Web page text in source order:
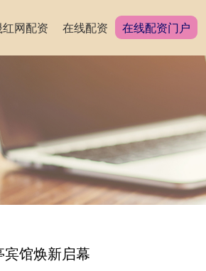
红网配资 在线配资 在线配资门户
馆焕新启幕